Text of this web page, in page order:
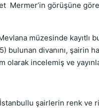
Mermer’in görüşüne
müzesinde kayıtlı
divanını, şairin
incelemiş ve
İstanbullu şairlerin renk